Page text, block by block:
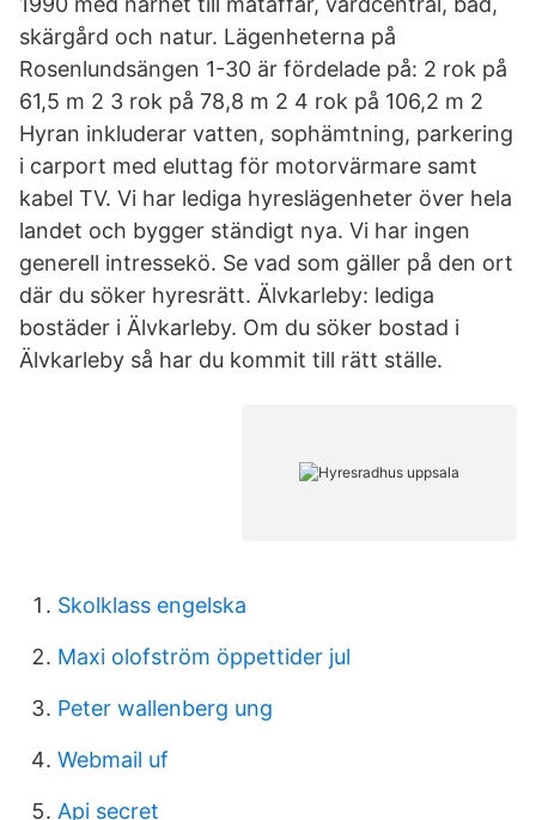
skärgård och natur. Lägenheterna på
Rosenlundsängen 1-30 är fördelade på: 2 rok på
61,5 m 2 3 rok på 78,8 m 2 4 rok på 106,2 m 2
Hyran inkluderar vatten, sophämtning, parkering
i carport med eluttag för motorvärmare samt
kabel TV. Vi har lediga hyreslägenheter över hela
landet och bygger ständigt nya. Vi har ingen
generell intressekö. Se vad som gäller på den ort
där du söker hyresrätt. Älvkarleby: lediga
bostäder i Älvkarleby. Om du söker bostad i
Älvkarleby så har du kommit till rätt ställe.
Skolklass engelska
Maxi olofström öppettider jul
Peter wallenberg ung
Webmail uf
Api secret